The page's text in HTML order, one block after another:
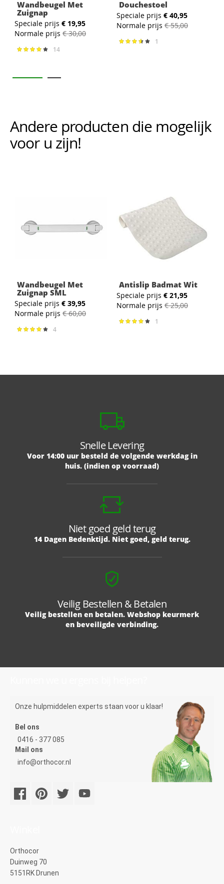
Wandbeugel Met
Zuignap
Speciale prijs € 19,95
Normale prijs € 30,00
Waardering:
14
Douchestoel
Speciale prijs € 40,95
Normale prijs € 55,00
Waardering:1
Andere producten die mogelijk
voor u zijn!
Wandbeugel Met
Zuignap SML
Speciale prijs € 39,95
Normale prijs € 60,00
Waardering:
4
Antislip Badmat Wit
Speciale prijs € 21,95
Normale prijs € 25,00
Waardering:1
Snelle Levering
Voor 14:00 uur besteld de volgende werkdag in
huis. (indien op voorraad)
Niet goed geld terug
14 Dagen Bedenktijd. Niet goed, geld terug.
Veilig Bestellen & Betalen
Veilig bestellen en betalen. Webshop keurmerk
en beveiligde verbinding.
Onze hulpmiddelen experts staan voor u klaar!
Bel ons
0416 - 377 085
Mail ons
info@orthocor.nl
Orthocor
Duinweg 70
5151RK Drunen